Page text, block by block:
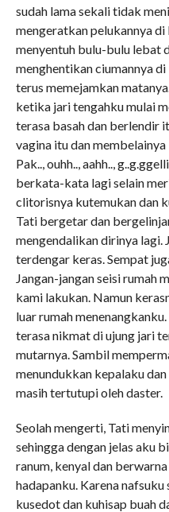
sudah lama sekali tidak
mengeratkan pelukannya
menyentuh bulu-bulu lebat
menghentikan ciumannya
terus memejamkan
ketika jari tengahku mulai
terasa basah dan berlendir
vagina itu dan membelainya
Pak.., ouhh.., aahh..,
berkata-kata lagi selain
clitorisnya kutemukan dan
Tati bergetar dan
mengendalikan dirinya lagi.
terdengar keras. Sempat
Jangan-jangan seisi rumah
kami lakukan. Namun
luar rumah
terasa nikmat di ujung jari
mutarnya. Sambil
menundukkan kepalaku
masih tertutupi oleh daster.
Seolah mengerti, Tati
sehingga dengan jelas aku
ranum, kenyal dan
hadapanku. Karena nafsuku
kusedot dan kuhisap buah